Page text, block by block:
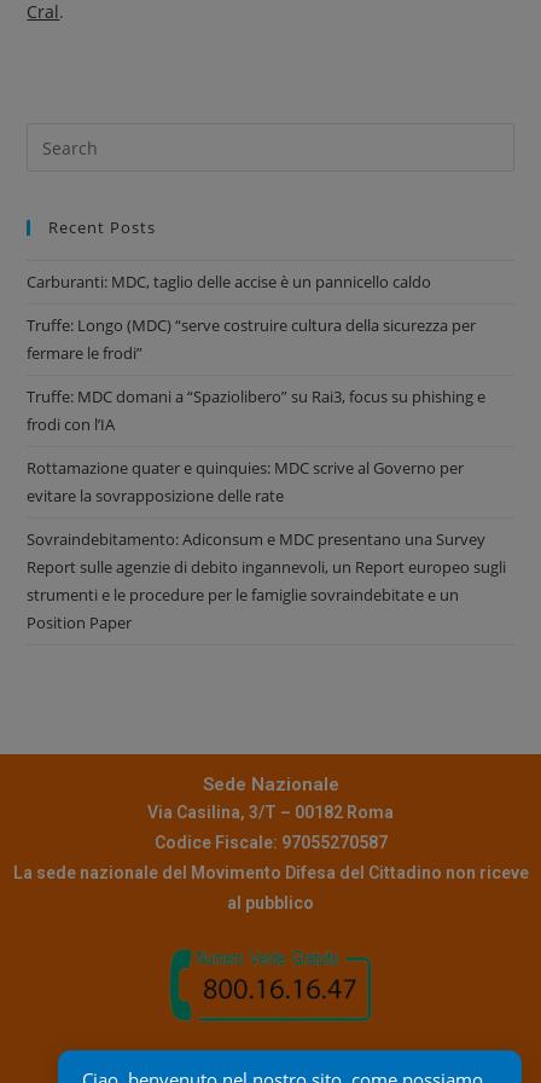
Cral.
Recent Posts
Carburanti: MDC, taglio delle accise è un pannicello caldo
Truffe: Longo (MDC) “serve costruire cultura della sicurezza per
fermare le frodi”
Truffe: MDC domani a “Spaziolibero” su Rai3, focus su phishing e
frodi con l’IA
Rottamazione quater e quinquies: MDC scrive al Governo per
evitare la sovrapposizione delle rate
Sovraindebitamento: Adiconsum e MDC presentano una Survey
Report sulle agenzie di debito ingannevoli, un Report europeo sugli
strumenti e le procedure per le famiglie sovraindebitate e un
Position Paper
Sede Nazionale
Via Casilina, 3/T – 00182 Roma
Codice Fiscale: 97055270587
La sede nazionale del Movimento Difesa del Cittadino non riceve
al pubblico
Contatti